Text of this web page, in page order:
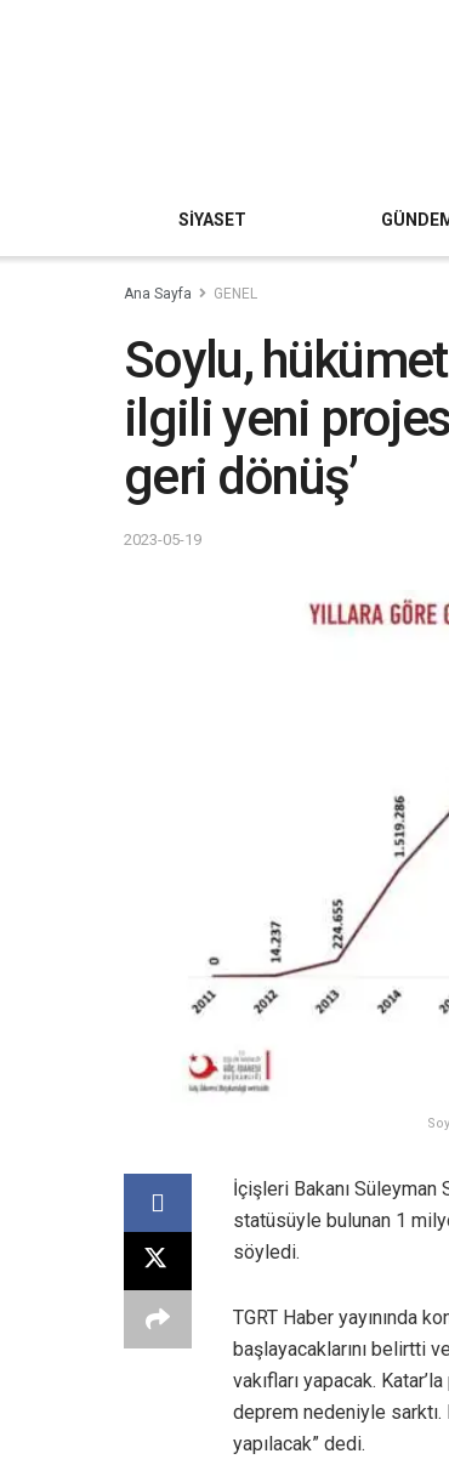
SİYASET
Ana Sayfa GENEL
Soylu,
ilgili yeni
geri dönüş’
2023-05-19
İçişleri Bakanı Süleyman
statüsüyle bulunan 1
söyledi.
TGRT Haber yayınında
başlayacaklarını belirtti
vakıfları yapacak.
deprem nedeniyle sarktı.
yapılacak” dedi.